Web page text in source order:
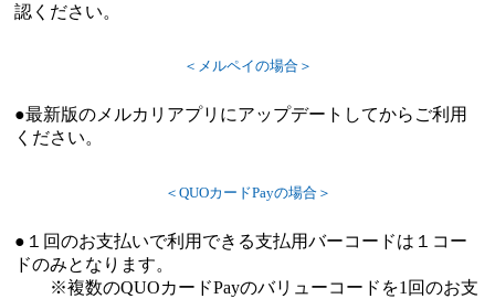
認ください。
＜メルペイの場合＞
●最新版のメルカリアプリにアップデートしてからご利用
ください。
＜QUOカードPayの場合＞
●１回のお支払いで利用できる支払用バーコードは１コー
ドのみとなります。
※複数のQUOカードPayのバリューコードを1回のお支